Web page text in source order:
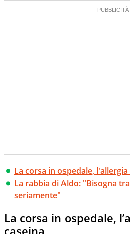
La corsa in ospedale, l'allergia
La rabbia di Aldo: "Bisogna
seriamente"
La corsa in ospedale,